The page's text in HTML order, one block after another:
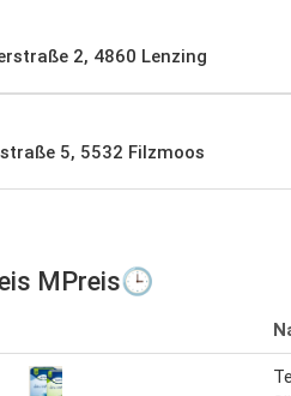
2, 4860 Lenzing
5, 5532 Filzmoos
MPreis🕒